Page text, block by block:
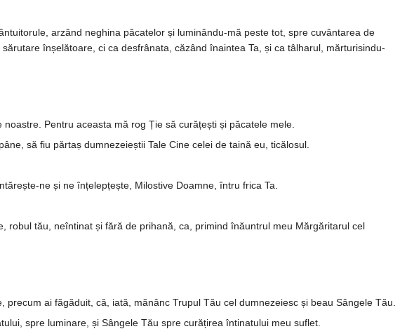
arzând ne­ghina păcatelor și lumi­nându-mă peste tot, spre cuvân­ta­rea de
înșe­lă­toare, ci ca desfrâ­nata, căzând îna­intea Ta, și ca tâlharul, măr­tu­ri­sindu-
Pen­tru aceasta mă rog Ție să curățești și păcatele mele.
să fiu părtaș dum­nezeieștii Tale Cine celei de taină eu, ticălosul.
ne și ne înțe­lep­­­țește, Milostive Doamne, întru frica Ta.
robul tău, neîn­tinat și fără de prihană, ca, primind înăuntrul meu Mărgăritarul cel
ai fă­găduit, că, iată, mănânc Trupul Tău cel dumnezeiesc și beau Sângele Tău.
spre lumi­nare, și Sângele Tău spre curățirea întinatului meu suflet.